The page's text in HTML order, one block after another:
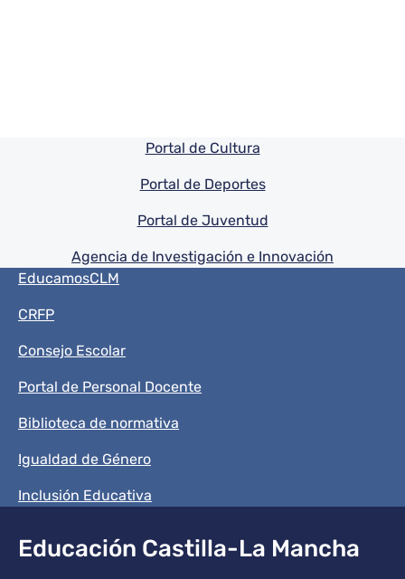
Pie de pagina información
Portal de Cultura
Portal de Deportes
Portal de Juventud
Agencia de Investigación e Innovación
Menú del pie
EducamosCLM
CRFP
Consejo Escolar
Portal de Personal Docente
Biblioteca de normativa
Igualdad de Género
Inclusión Educativa
Educación Castilla-La Mancha